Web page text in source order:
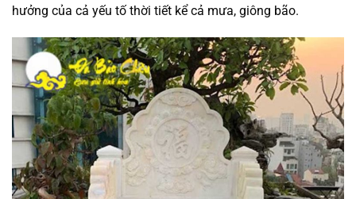
hưởng của cả yếu tố thời tiết kể cả mưa, giông bão.